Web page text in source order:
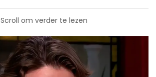
Scroll om verder te lezen